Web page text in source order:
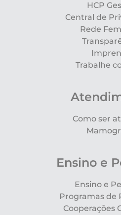
HCP
Central de
Rede
Trabalhe
Como ser
Ensino e
Ensino e
Programas de
Cooperações